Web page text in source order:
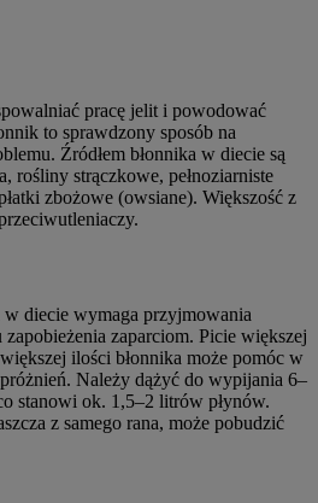
pracę jelit i powodować
to sprawdzony sposób na
Źródłem błonnika w diecie są
rośliny strączkowe, pełnoziarniste
zbożowe (owsiane). Większość z
diecie wymaga przyjmowania
zaparciom. Picie większej
ilości błonnika może pomóc w
Należy dążyć do wypijania 6–
stanowi ok. 1,5–2 litrów płynów.
z samego rana, może pobudzić